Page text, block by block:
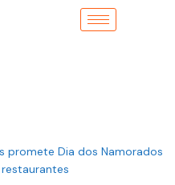
promete Dia dos Namorados